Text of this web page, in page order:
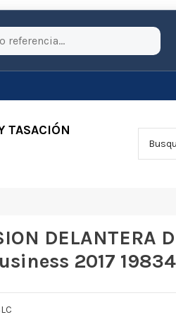
TASACIÓN
DELANTERA
2017